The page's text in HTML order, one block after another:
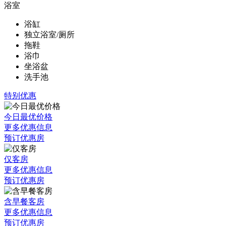
浴室
浴缸
独立浴室/厕所
拖鞋
浴巾
坐浴盆
洗手池
特别优惠
今日最优价格
更多优惠信息
预订优惠房
仅客房
更多优惠信息
预订优惠房
含早餐客房
更多优惠信息
预订优惠房